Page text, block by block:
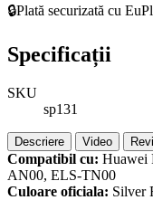
🔒Plată securizată cu
Specificații
SKU
sp131
Descriere Video
Compatibil cu: Huawei
AN00, ELS-TN00
Culoare oficiala: Silver